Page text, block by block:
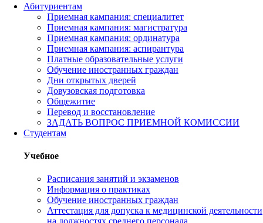
Абитуриентам
Приемная кампания: специалитет
Приемная кампания: магистратура
Приемная кампания: ординатура
Приемная кампания: аспирантура
Платные образовательные услуги
Обучение иностранных граждан
Дни открытых дверей
Довузовская подготовка
Общежитие
Перевод и восстановление
ЗАДАТЬ ВОПРОС ПРИЕМНОЙ КОМИССИИ
Студентам
Учебное
Расписания занятий и экзаменов
Информация о практиках
Обучение иностранных граждан
Аттестация для допуска к медицинской деятельности